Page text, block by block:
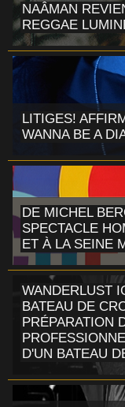
NAÂMAN
REGGAE
LITIGES!
WANNA BE A
DE MICHEL
SPECTACLE
ET À LA SEINE
WANDERLUST
BATEAU DE
PRÉPARATION
D'UN BATEAU